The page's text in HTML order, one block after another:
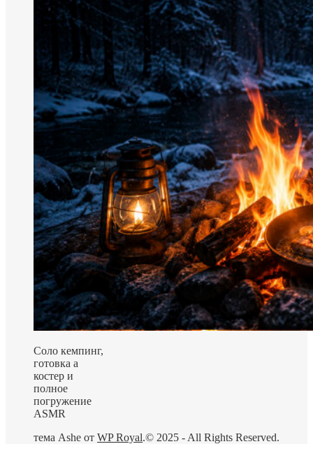
Соло кемпинг,
готовка а
костер и
полное
погружение
ASMR
© 2025 - All Rights Reserved.
тема Ashe от WP Royal.